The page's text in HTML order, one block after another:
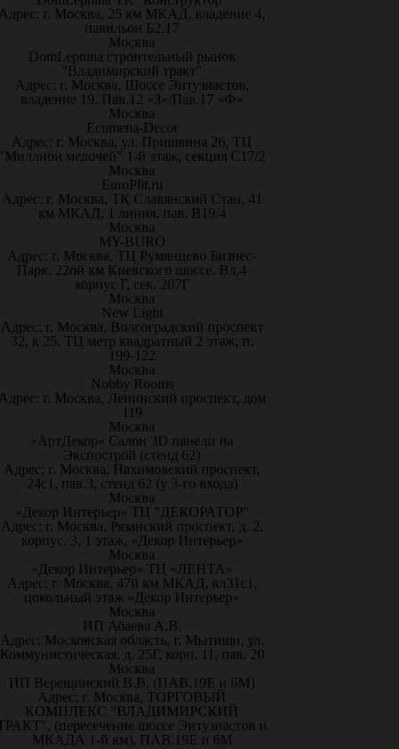
г. Москва, 25 км МКАД, владение 4,
павильон Б2.17
Москва
DomLepnina строительный рынок
"Владимирский тракт"
Адрес: г. Москва, Шоссе Энтузиастов,
владение 19, Пав.12 «З»/Пав.17 «Ф»
Москва
Ecumena-Decor
Адрес: г. Москва, ул. Пришвина 26, ТЦ
мелочей" 1-й этаж, секция С17/2
Москва
EuroPlit.ru
Адрес: г. Москва, ТК Славянский Стан, 41
км МКАД, 1 линия, пав. В19/4
Москва
MY-BURO
Адрес: г. Москва, ТЦ Румянцево Бизнес-
Парк. 22ой км Киевского шоссе. Вл.4
корпус Г, сек. 207Г
Москва
New Light
Адрес: г. Москва, Волгоградский проспект
32, к 25. ТЦ метр квадратный 2 этаж, п.
199-122
Москва
Nobby Rooms
г. Москва, Ленинский проспект, дом
119
Москва
«АртДекор» Салон 3D панели на
Экспострой (стенд 62)
Адрес: г. Москва, Нахимовский проспект,
24с1, пав.3, стенд 62 (у 3-го входа)
Москва
«Декор Интерьер» ТЦ "ДЕКОРАТОР"
Адрес: г. Москва, Рязанский проспект, д. 2,
корпус. 3, 1 этаж, «Декор Интерьер»
Москва
«Декор Интерьер» ТЦ «ЛЕНТА»
Адрес: г. Москва, 47й км МКАД, вл31с1,
цокольный этаж «Декор Интерьер»
Москва
ИП Абаева А.В.
Адрес: Московская область, г. Мытищи, ул.
Коммунистическая, д. 25Г, корп. 11, пав. 20
Москва
ИП Верещинский В.В. (ПАВ.19Е и 6М)
Адрес: г. Москва, ТОРГОВЫЙ
КОМПЛЕКС "ВЛАДИМИРСКИЙ
(пересечение шоссе Энтузиастов и
МКАДА 1-й км), ПАВ.19Е и 6М